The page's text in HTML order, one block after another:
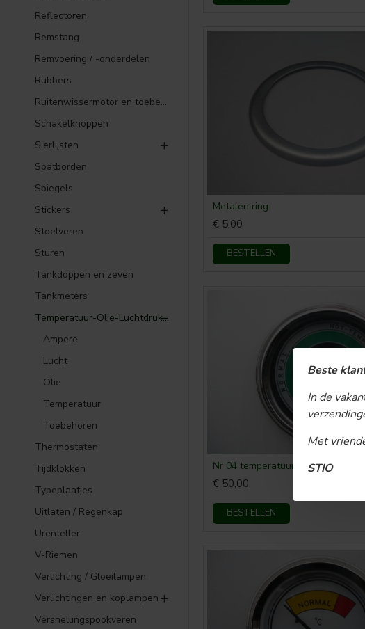
Beste
In de
Met
STIO
Reflectoren
Remstang
Remvoering / -onderdelen
Rubbers
Ruitenwissermotor en toebehoren
Schakelknoppen
Sierlijsten
Spatborden
Spiegels
Stickers
Stoelveren
Sturen
Tankdoppen en zeven
Tankmeters
Temperatuur-Olie-Luchtdruk meters
Ampere
Lucht
Olie
Temperatuur
Toebehoren
Thermostaten
Tijdklokken
Typeplaatjes
Uitlaten / Regenkap
Urenteller
V-Riemen
Verlichting / Gloeilampen
Verlichtingen en koplampen
Versnellingspookveren
Metalen ring
€ 5,00
BESTELLEN
Nr 04 temperatuurmeter
€ 50,00
BESTELLEN